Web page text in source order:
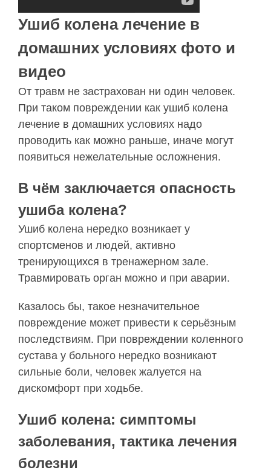
Ушиб колена лечение в
домашних условиях фото и
видео
От травм не застрахован ни один человек.
При таком повреждении как ушиб колена
лечение в домашних условиях надо
проводить как можно раньше, иначе могут
появиться нежелательные осложнения.
В чём заключается опасность
ушиба колена?
Ушиб колена нередко возникает у
спортсменов и людей, активно
тренирующихся в тренажерном зале.
Травмировать орган можно и при аварии.
Казалось бы, такое незначительное
повреждение может привести к серьёзным
последствиям. При повреждении коленного
сустава у больного нередко возникают
сильные боли, человек жалуется на
дискомфорт при ходьбе.
Ушиб колена: симптомы
заболевания, тактика лечения
болезни